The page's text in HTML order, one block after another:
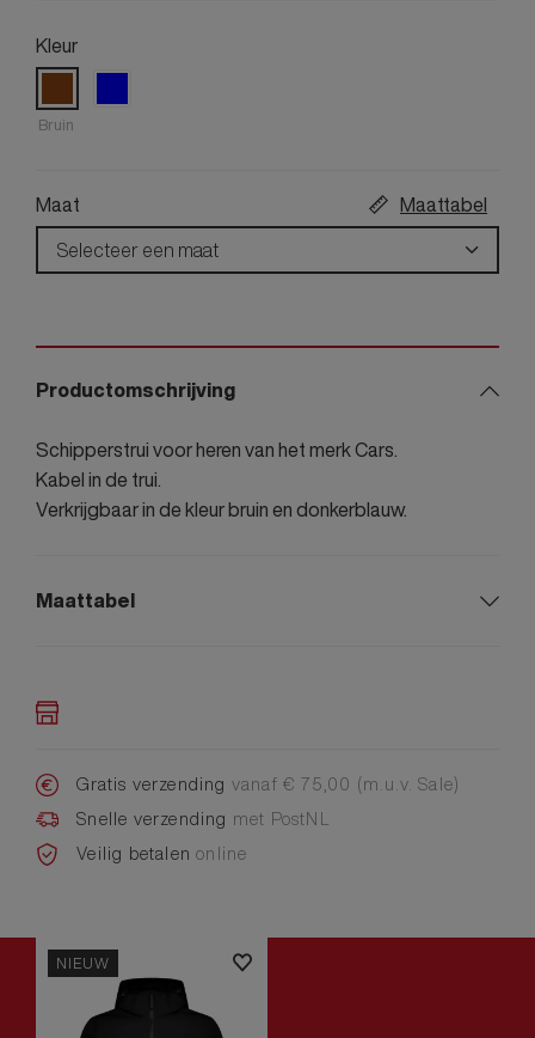
Kleur
Bruin
Maat
Maattabel
Selecteer een maat
Productomschrijving
Schipperstrui voor heren van het merk Cars.
Kabel in de trui.
Verkrijgbaar in de kleur bruin en donkerblauw.
Maattabel
Gratis verzending vanaf € 75,00 (m.u.v. Sale)
Snelle verzending met PostNL
Veilig betalenonline
NIEUW